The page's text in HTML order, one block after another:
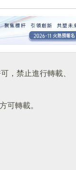
，禁止進行轉載、
可轉載。